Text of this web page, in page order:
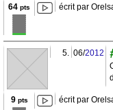
64 pts écrit par
5. 06/2012
9pts écrit par